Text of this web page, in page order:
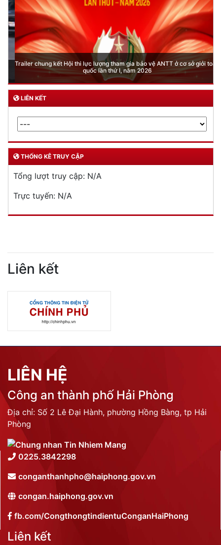
Trailer chung kết Hội thi lực lượng tham gia bảo vệ ANTT ở cơ sở giỏi toàn
quốc lần thứ I, năm 2026
LIÊN KẾT
THỐNG KÊ TRUY CẬP
Tổng lượt truy cập: N/A
Trực tuyến: N/A
Liên kết
LIÊN HỆ
Công an thành phố Hải Phòng
Địa chỉ: Số 2 Lê Đại Hành, phường Hồng Bàng, tp Hải
Phòng
0225.3842298
conganthanhpho@haiphong.gov.vn
congan.haiphong.gov.vn
fb.com/CongthongtindientuConganHaiPhong
Liên kết